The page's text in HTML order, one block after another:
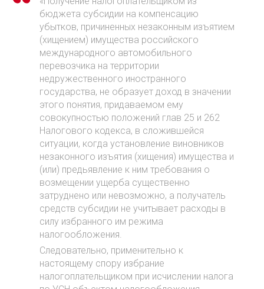
бюджета субсидии на компенсацию
убытков, причиненных незаконным изъятием
(хищением) имущества российского
международного автомобильного
перевозчика на территории
недружественного иностранного
государства, не образует доход в значении
этого понятия, придаваемом ему
совокупностью положений глав 25 и 262
Налогового кодекса, в сложившейся
ситуации, когда установление виновников
незаконного изъятия (хищения) имущества и
(или) предьявление к ним требования о
возмещении ущерба существенно
затруднено или невозможно, а получатель
средств субсидии не учитывает расходы в
силу избранного им режима
налогообложения.
Следовательно, применительно к
настоящему спору избрание
налогоплательщиком при исчислении налога